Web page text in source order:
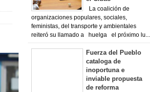
La coalición de
organizaciones populares, sociales,
feministas, del transporte y ambientales
reiteró su llamado a huelga el próximo lu...
Fuerza del Pueblo
cataloga de
inoportuna e
inviable propuesta
de reforma